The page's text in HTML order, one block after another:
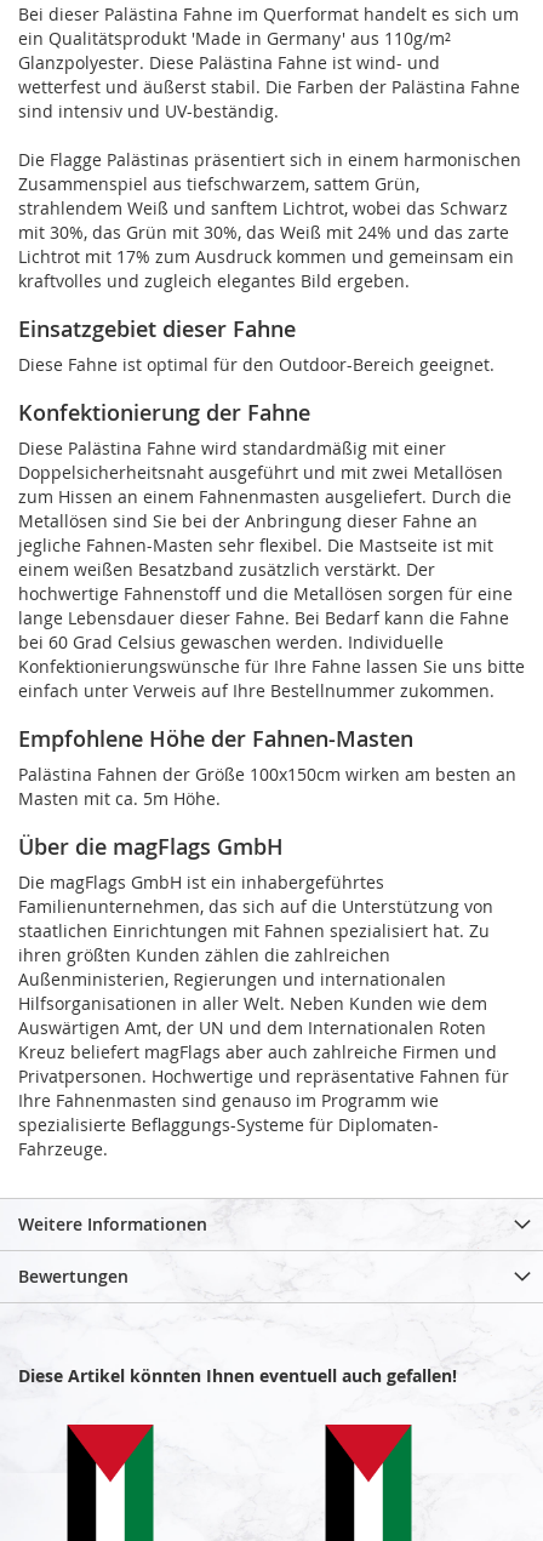
Bei dieser Palästina Fahne im Querformat handelt es sich um
ein Qualitätsprodukt 'Made in Germany' aus 110g/m²
Glanzpolyester. Diese Palästina Fahne ist wind- und
wetterfest und äußerst stabil. Die Farben der Palästina Fahne
sind intensiv und UV-beständig.
Die Flagge Palästinas präsentiert sich in einem harmonischen
Zusammenspiel aus tiefschwarzem, sattem Grün,
strahlendem Weiß und sanftem Lichtrot, wobei das Schwarz
mit 30%, das Grün mit 30%, das Weiß mit 24% und das zarte
Lichtrot mit 17% zum Ausdruck kommen und gemeinsam ein
kraftvolles und zugleich elegantes Bild ergeben.
Einsatzgebiet dieser Fahne
Diese Fahne ist optimal für den Outdoor-Bereich geeignet.
Konfektionierung der Fahne
Diese Palästina Fahne wird standardmäßig mit einer
Doppelsicherheitsnaht ausgeführt und mit zwei Metallösen
zum Hissen an einem Fahnenmasten ausgeliefert. Durch die
Metallösen sind Sie bei der Anbringung dieser Fahne an
jegliche Fahnen-Masten sehr flexibel. Die Mastseite ist mit
einem weißen Besatzband zusätzlich verstärkt. Der
hochwertige Fahnenstoff und die Metallösen sorgen für eine
lange Lebensdauer dieser Fahne. Bei Bedarf kann die Fahne
bei 60 Grad Celsius gewaschen werden. Individuelle
Konfektionierungswünsche für Ihre Fahne lassen Sie uns bitte
einfach unter Verweis auf Ihre Bestellnummer zukommen.
Empfohlene Höhe der Fahnen-Masten
Palästina Fahnen der Größe 100x150cm wirken am besten an
Masten mit ca. 5m Höhe.
Über die magFlags GmbH
Die magFlags GmbH ist ein inhabergeführtes
Familienunternehmen, das sich auf die Unterstützung von
staatlichen Einrichtungen mit Fahnen spezialisiert hat. Zu
ihren größten Kunden zählen die zahlreichen
Außenministerien, Regierungen und internationalen
Hilfsorganisationen in aller Welt. Neben Kunden wie dem
Auswärtigen Amt, der UN und dem Internationalen Roten
Kreuz beliefert magFlags aber auch zahlreiche Firmen und
Privatpersonen. Hochwertige und repräsentative Fahnen für
Ihre Fahnenmasten sind genauso im Programm wie
spezialisierte Beflaggungs-Systeme für Diplomaten-
Fahrzeuge.
Weitere Informationen
Bewertungen
Diese Artikel könnten Ihnen eventuell auch gefallen!